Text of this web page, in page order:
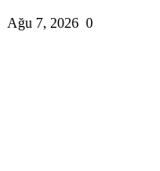
Ağu 7, 2026 0